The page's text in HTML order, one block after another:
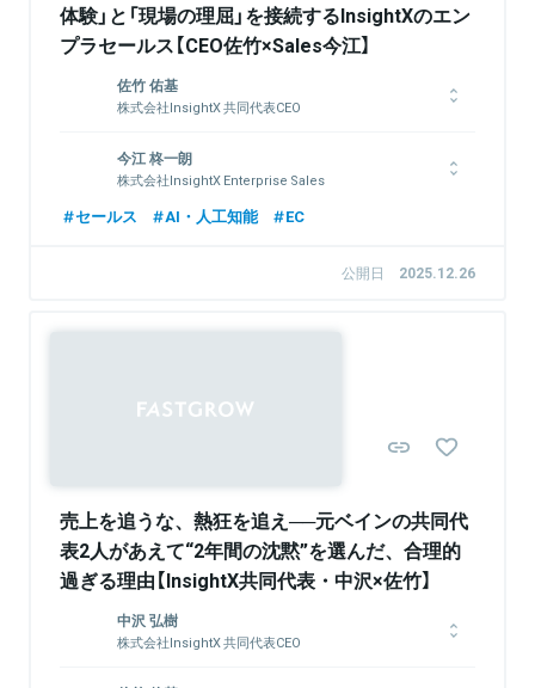
体験」と「現場の理屈」を接続するInsightXのエン
プラセールス【CEO佐竹×Sales今江】
佐竹 佑基
株式会社InsightX 共同代表CEO
に入社。消費財、製造業等の幅広い業界で、全社成長戦略やPMI
などのプロジェクトを経験。2021年、株式会社InsightXを共同
創業。
今江 柊一朗
株式会社InsightX Enterprise Sales
セールス AI・人工知能 EC
公開日 2025.12.26
売上を追うな、熱狂を追え──元ベインの共同代
表2人があえて“2年間の沈黙”を選んだ、合理的
過ぎる理由【InsightX共同代表・中沢×佐竹】
中沢 弘樹
株式会社InsightX 共同代表CEO